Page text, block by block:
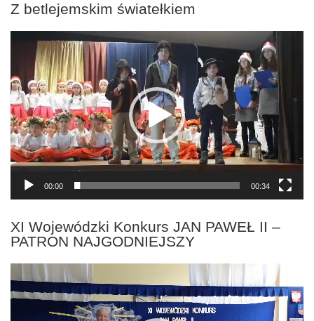
Z betlejemskim światełkiem
Odtwarzacz
00:00 00:34
XI Wojewódzki Konkurs JAN PAWEŁ II –
PATRON NAJGODNIEJSZY
Odtwarzacz
video